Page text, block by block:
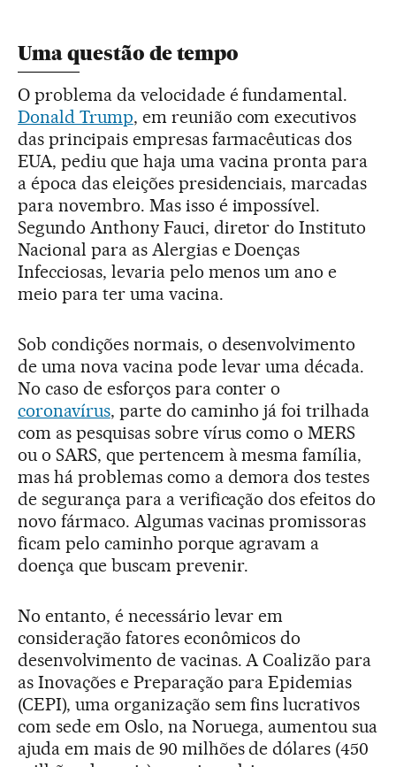
Uma questão de tempo
O problema da velocidade é fundamental.
Donald Trump, em reunião com executivos
das principais empresas farmacêuticas dos
EUA, pediu que haja uma vacina pronta para
a época das eleições presidenciais, marcadas
para novembro. Mas isso é impossível.
Segundo Anthony Fauci, diretor do Instituto
Nacional para as Alergias e Doenças
Infecciosas, levaria pelo menos um ano e
meio para ter uma vacina.
Sob condições normais, o desenvolvimento
de uma nova vacina pode levar uma década.
No caso de esforços para conter o
coronavírus, parte do caminho já foi trilhada
com as pesquisas sobre vírus como o MERS
ou o SARS, que pertencem à mesma família,
mas há problemas como a demora dos testes
de segurança para a verificação dos efeitos do
novo fármaco. Algumas vacinas promissoras
ficam pelo caminho porque agravam a
doença que buscam prevenir.
No entanto, é necessário levar em
consideração fatores econômicos do
desenvolvimento de vacinas. A Coalizão para
as Inovações e Preparação para Epidemias
(CEPI), uma organização sem fins lucrativos
com sede em Oslo, na Noruega, aumentou sua
ajuda em mais de 90 milhões de dólares (450